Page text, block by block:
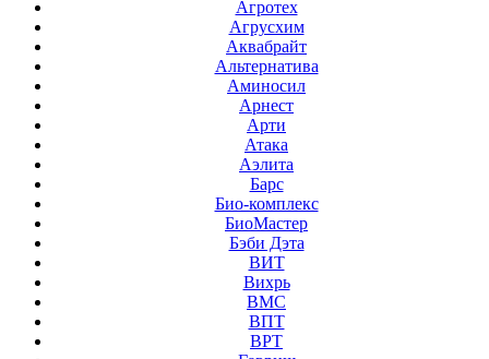
Агротех
Агрусхим
Аквабрайт
Альтернатива
Аминосил
Арнест
Арти
Атака
Аэлита
Барс
Био-комплекс
БиоМастер
Бэби Дэта
ВИТ
Вихрь
ВМС
ВПТ
ВРТ